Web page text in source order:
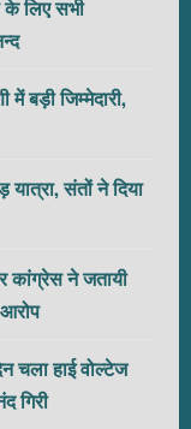
के लिए सभी
में बड़ी जिम्मेदारी,
संतों ने दिया
कांग्रेस ने जतायी
चला हाई वोल्टेज
गिरी